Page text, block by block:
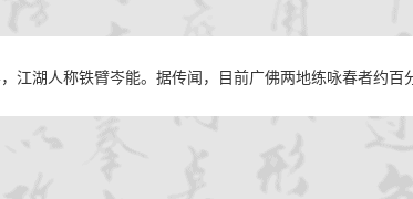
湖人称铁臂岑能。据传闻，目前广佛两地练咏春者约百